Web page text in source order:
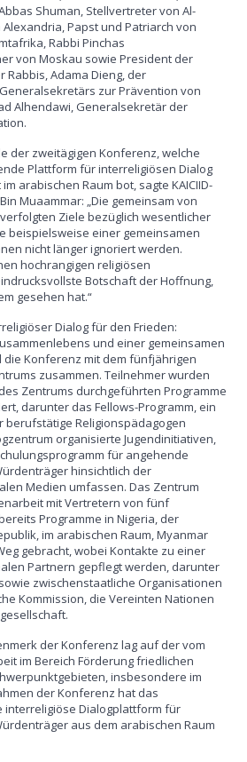
Shuman, Stellvertreter von Al-
Papst und Patriarch von
Rabbi Pinchas
von Moskau sowie President der
Adama Dieng, der
zur Prävention von
Alhendawi, Generalsekretär der
der zweitägigen Konferenz, welche
Plattform für interreligiösen Dialog
arabischen Raum bot, sagte KAICIID-
Muaammar: „Die gemeinsam von
Ziele bezüglich wesentlicher
beispielsweise einer gemeinsamen
nicht länger ignoriert werden.
hochrangigen religiösen
Botschaft der Hoffnung,
gesehen hat.“
Dialog für den Frieden:
und einer gemeinsamen
die Konferenz mit dem fünfjährigen
zusammen. Teilnehmer wurden
Zentrums durchgeführten Programme
darunter das Fellows-Programm, ein
berufstätige Religionspädagogen
organisierte Jugendinitiativen,
für angehende
hinsichtlich der
Medien umfassen. Das Zentrum
mit Vertretern von fünf
Programme in Nigeria, der
im arabischen Raum, Myanmar
gebracht, wobei Kontakte zu einer
Partnern gepflegt werden, darunter
zwischenstaatliche Organisationen
Kommission, die Vereinten Nationen
der Konferenz lag auf der vom
im Bereich Förderung friedlichen
insbesondere im
der Konferenz hat das
interreligiöse Dialogplattform für
aus dem arabischen Raum